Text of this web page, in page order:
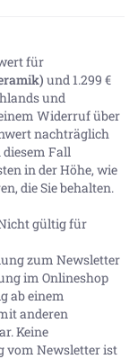
für
und 1.299 €
und
Widerruf über
nachträglich
diesem Fall
in der Höhe, wie
die Sie behalten.
Nicht gültig für
zum Newsletter
im Onlineshop
ab einem
anderen
Keine
vom Newsletter ist